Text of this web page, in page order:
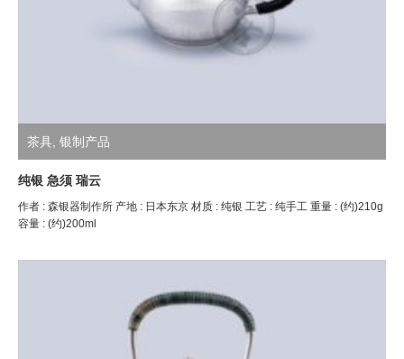
茶具 银制产品
纯银 急须 瑞云
作者 : 森银器制作所 产地 : 日本东京 材质 : 纯银 工艺 : 纯手工 重量 : (约)210g
容量 : (约)200ml